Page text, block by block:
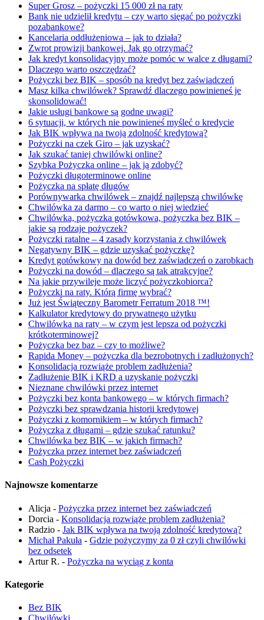
Super Grosz – pożyczki 15 000 zł na raty
Bank nie udzielił kredytu – czy warto sięgać po pożyczki
pozabankowe?
Kancelaria oddłużeniowa – jak to działa?
Zwrot prowizji bankowej. Jak go otrzymać?
Jak kredyt konsolidacyjny może pomóc w walce z długami?
Dlaczego warto oszczędzać?
Pożyczki bez BIK – sposób na kredyt bez zaświadczeń
Masz kilka chwilówek? Sprawdź dlaczego powinieneś je
skonsolidować!
Jakie usługi bankowe są godne uwagi?
6 sytuacji, w których nie powinieneś myśleć o kredycie
Jak BIK wpływa na twoją zdolność kredytową?
Pożyczki na czek Giro – jak uzyskać?
Jak szukać taniej chwilówki online?
Szybka Pożyczka online – jak ją zdobyć?
Pożyczki długoterminowe online
Pożyczka na spłatę długów
Porównywarka chwilówek – znajdź najlepszą chwilówkę
Chwilówka za darmo – co warto o niej wiedzieć
Chwilówka, pożyczka gotówkowa, pożyczka bez BIK –
jakie są rodzaje pożyczek?
Pożyczki ratalne – 4 zasady korzystania z chwilówek
Negatywny BIK – gdzie uzyskać pożyczkę?
Kredyt gotówkowy na dowód bez zaświadczeń o zarobkach
Pożyczki na dowód – dlaczego są tak atrakcyjne?
Na jakie przywileje może liczyć pożyczkobiorca?
Pożyczki na raty. Którą firmę wybrać?
Już jest Świąteczny Barometr Ferratum 2018 ™!
Kalkulator kredytowy do prywatnego użytku
Chwilówka na raty – w czym jest lepsza od pożyczki
krótkoterminowej?
Pożyczka bez baz – czy to możliwe?
Rapida Money – pożyczka dla bezrobotnych i zadłużonych?
Konsolidacja rozwiąże problem zadłużenia?
Zadłużenie BIK i KRD a uzyskanie pożyczki
Nieznane chwilówki przez internet
Pożyczki bez konta bankowego – w których firmach?
Pożyczki bez sprawdzania historii kredytowej
Pożyczki z komornikiem – w których firmach?
Pożyczka z długami – gdzie szukać ratunku?
Chwilówka bez BIK – w jakich firmach?
Pożyczka przez internet bez zaświadczeń
Cash Pożyczki
Najnowsze komentarze
Alicja - Pożyczka przez internet bez zaświadczeń
Dorcia - Konsolidacja rozwiąże problem zadłużenia?
Radzio - Jak BIK wpływa na twoją zdolność kredytową?
Michał Pakuła - Gdzie pożyczymy za 0 zł czyli chwilówki
bez odsetek
Artur R. - Pożyczka na wyciąg z konta
Kategorie
Bez BIK